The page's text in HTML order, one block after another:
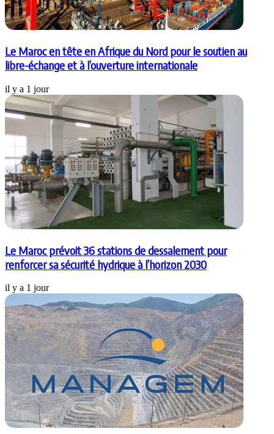
Le Maroc en tête en Afrique du Nord pour le soutien au
libre-échange et à l’ouverture internationale
il y a 1 jour
Le Maroc prévoit 36 stations de dessalement pour
renforcer sa sécurité hydrique à l’horizon 2030
il y a 1 jour